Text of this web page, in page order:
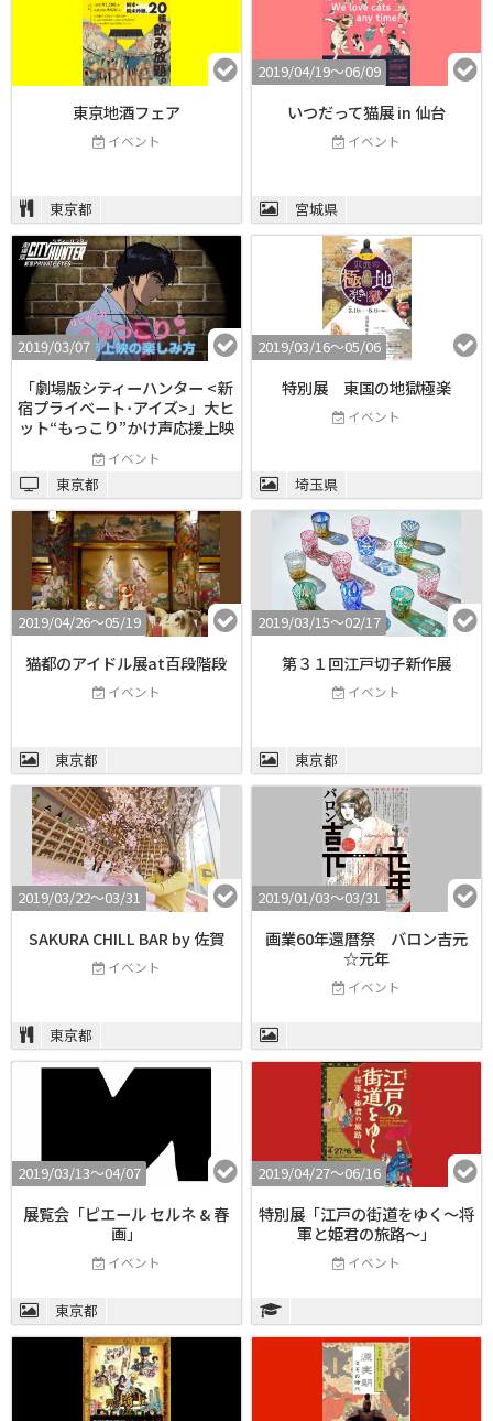
東京地酒フェア
イベント
東京都
2019/04/19〜06/09
いつだって猫展 in 仙台
イベント
宮城県
2019/03/07
「劇場版シティーハンター <新
宿プライベート･アイズ>」大ヒ
ット“もっこり”かけ声応援上映
イベント
東京都
2019/03/16〜05/06
特別展 東国の地獄極楽
イベント
埼玉県
2019/04/26〜05/19
猫都のアイドル展at百段階段
イベント
東京都
2019/03/15〜02/17
第３１回江戸切子新作展
イベント
東京都
2019/03/22〜03/31
SAKURA CHILL BAR by 佐賀
イベント
東京都
2019/01/03〜03/31
画業60年還暦祭 バロン吉元
☆元年
イベント
2019/03/13〜04/07
展覧会「ピエール セルネ & 春
画」
イベント
東京都
2019/04/27〜06/16
特別展「江戸の街道をゆく～将
軍と姫君の旅路～」
イベント